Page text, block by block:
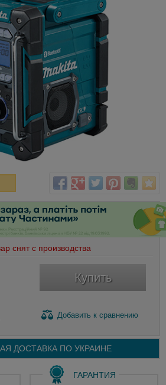
снят с производства
Купить
Добавить к сравнению
ДОСТАВКА ПО УКРАИНЕ
ГАРАНТИЯ